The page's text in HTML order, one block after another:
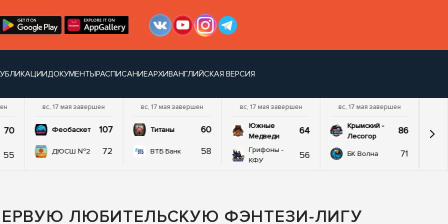
ДОКУМЕНТЫРАСПИСАНИЕАРХИВАНГЛИЙСКАЯ ВЕРСИЯ
70
55
вс, 17 мая завершен
Феобаскет 107
ДЮСШ №2 72
вс, 17 мая завершен
Титаны 60
ВТБ Банк 58
вс, 17 мая завершен
Южные
Медведи
64
Грифоны -
КФУ
56
вс, 17 мая завершен
Крымский -
Лесогор
86
БК Волна 71
ЛЮБИТЕЛЬСКУЮ ФЭНТЕЗИ-ЛИГУ